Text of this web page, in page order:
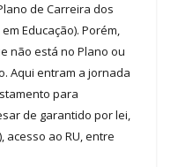
de Carreira dos
Educação). Porém,
não está no Plano ou
Aqui entram a jornada
para
de garantido por lei,
ao RU, entre